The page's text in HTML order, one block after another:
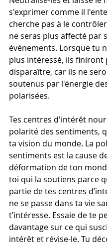
s'exprimer comme il
cherche pas à le
ne seras plus affecté par
événements. Lorsque tu
plus intéressé, ils finiront
disparaître, car ils ne
soutenus par l'énergie
polarisées.
Tes centres d'intérêt
polarité des sentiments,
ta vision du monde. La
sentiments est la cause
déformation de ton
toi qui la soutiens parce
partie de tes centres
ne se passe dans ta vie
t’intéresse. Essaie de te
davantage sur ce qui
intérêt et révise-le. Tu